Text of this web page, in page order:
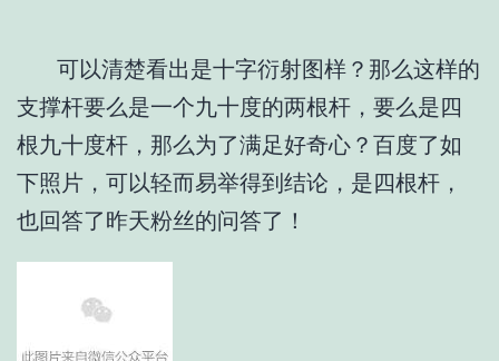
​ 可以清楚看出是十字衍射图样？那么这样的
支撑杆要么是一个九十度的两根杆，要么是四
根九十度杆，那么为了满足好奇心？百度了如
下照片，可以轻而易举得到结论，是四根杆，
也回答了昨天粉丝的问答了！